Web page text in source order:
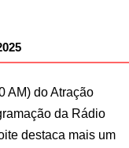
AM) do Atração
da Rádio
destaca mais um